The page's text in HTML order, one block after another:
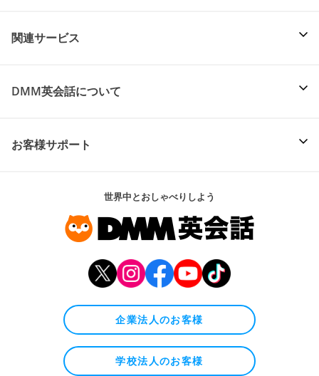
関連サービス
DMM英会話について
お客様サポート
世界中とおしゃべりしよう
企業法人のお客様
学校法人のお客様